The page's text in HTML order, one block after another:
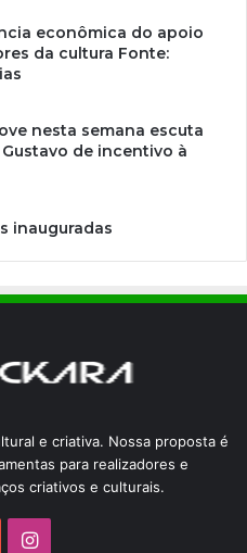
econômica do apoio
da cultura Fonte:
nesta semana escuta
de incentivo à
inauguradas
e criativa. Nossa proposta é
para realizadores e
criativos e culturais.
YouTubeInstagram